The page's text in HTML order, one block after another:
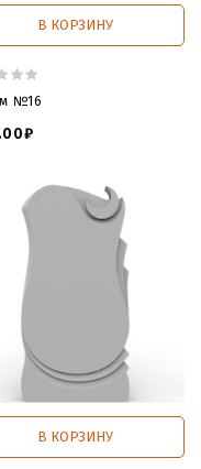
В КОРЗИНУ
№16
В КОРЗИНУ